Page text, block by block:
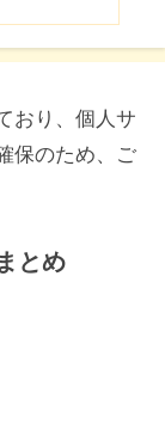
おり、個人サ
保のため、ご
とめ